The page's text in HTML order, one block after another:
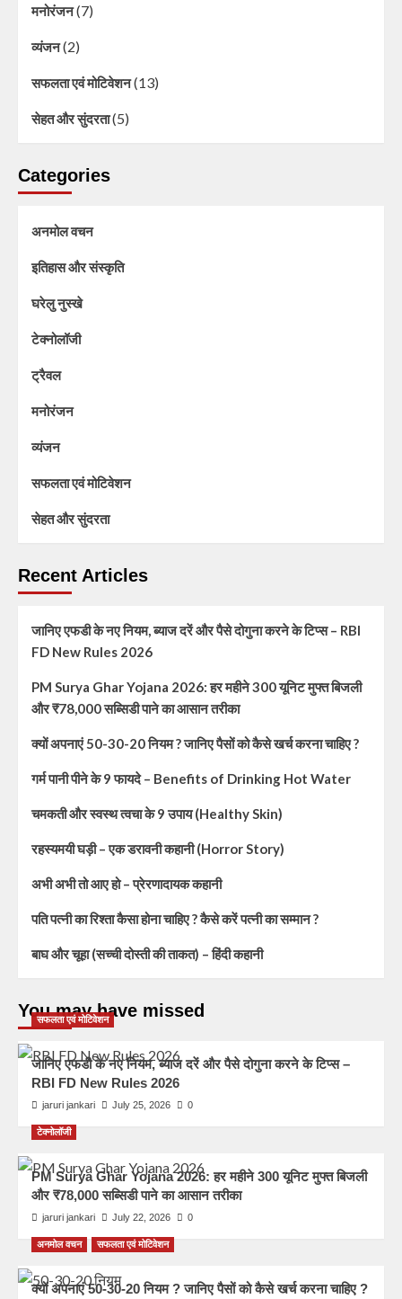
मनोरंजन(7)
व्यंजन(2)
सफलता एवं मोटिवेशन(13)
सेहत और सुंदरता(5)
Categories
अनमोल वचन
इतिहास और संस्कृति
घरेलु नुस्खे
टेक्नोलॉजी
ट्रैवल
मनोरंजन
व्यंजन
सफलता एवं मोटिवेशन
सेहत और सुंदरता
Recent Articles
जानिए एफडी के नए नियम, ब्याज दरें और पैसे दोगुना करने के टिप्स – RBI
FD New Rules 2026
PM Surya Ghar Yojana 2026: हर महीने 300 यूनिट मुफ्त बिजली
और ₹78,000 सब्सिडी पाने का आसान तरीका
क्यों अपनाएं 50-30-20 नियम ? जानिए पैसों को कैसे खर्च करना चाहिए ?
गर्म पानी पीने के 9 फायदे – Benefits of Drinking Hot Water
चमकती और स्वस्थ त्वचा के 9 उपाय (Healthy Skin)
रहस्यमयी घड़ी – एक डरावनी कहानी (Horror Story)
अभी अभी तो आए हो – प्रेरणादायक कहानी
पति पत्नी का रिश्ता कैसा होना चाहिए ? कैसे करें पत्नी का सम्मान ?
बाघ और चूहा (सच्ची दोस्ती की ताकत) – हिंदी कहानी
You may have missed
सफलता एवं मोटिवेशन
जानिए एफडी के नए नियम, ब्याज दरें और पैसे दोगुना करने के टिप्स –
RBI FD New Rules 2026
jaruri jankari July 25, 2026 0
टेक्नोलॉजी
PM Surya Ghar Yojana 2026: हर महीने 300 यूनिट मुफ्त बिजली
और ₹78,000 सब्सिडी पाने का आसान तरीका
jaruri jankari July 22, 2026 0
अनमोल वचन सफलता एवं मोटिवेशन
क्यों अपनाएं 50-30-20 नियम ? जानिए पैसों को कैसे खर्च करना चाहिए ?